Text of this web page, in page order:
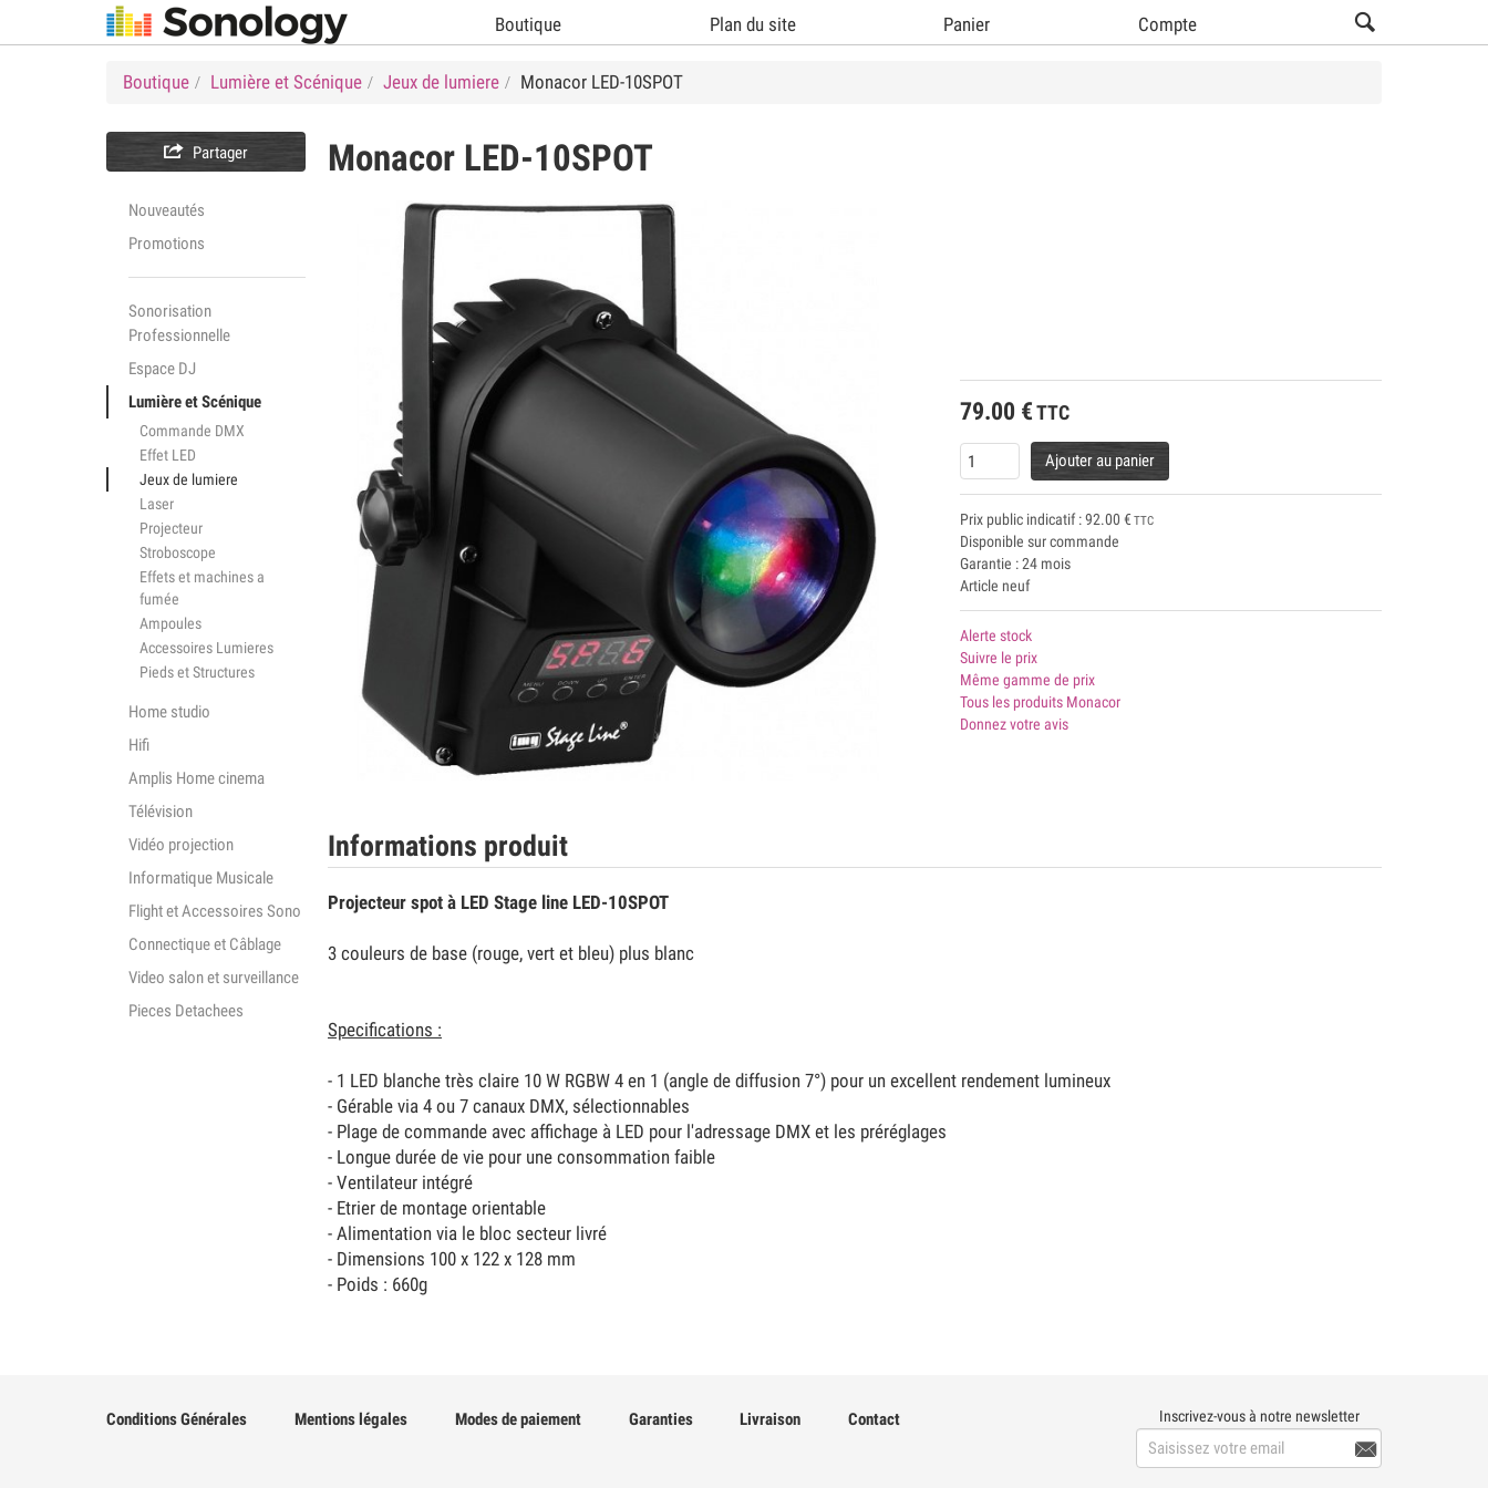
Boutique Plan du site Panier Compte
Boutique Lumière et Scénique Jeux de lumiere Monacor LED-10SPOT
 Partager
Nouveautés
Promotions
Sonorisation
Professionnelle
Espace DJ
Lumière et Scénique
Commande DMX
Effet LED
Jeux de lumiere
Laser
Projecteur
Stroboscope
Effets et machines a
fumée
Ampoules
Accessoires Lumieres
Pieds et Structures
Home studio
Hifi
Amplis Home cinema
Télévision
Vidéo projection
Informatique Musicale
Flight et Accessoires Sono
Connectique et Câblage
Video salon et surveillance
Pieces Detachees
Monacor LED-10SPOT
79.00 € TTC
Ajouter au panier
Prix public indicatif :92.00 € TTC
Disponible sur commande
Garantie : 24 mois
Article neuf
Alerte stock
Suivre le prix
Même gamme de prix
Tous les produits Monacor
Donnez votre avis
Informations produit
Projecteur spot à LED Stage line LED-10SPOT
3 couleurs de base (rouge, vert et bleu) plus blanc
Specifications :
- 1 LED blanche très claire 10 W RGBW 4 en 1 (angle de diffusion 7°) pour un excellent rendement lumineux
- Gérable via 4 ou 7 canaux DMX, sélectionnables
- Plage de commande avec affichage à LED pour l'adressage DMX et les préréglages
- Longue durée de vie pour une consommation faible
- Ventilateur intégré
- Etrier de montage orientable
- Alimentation via le bloc secteur livré
- Dimensions 100 x 122 x 128 mm
- Poids : 660g
Inscrivez-vous à notre newsletter

Conditions Générales Mentions légales Modes de paiement Garanties Livraison Contact